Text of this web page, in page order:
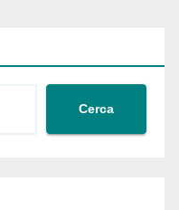
Cerca